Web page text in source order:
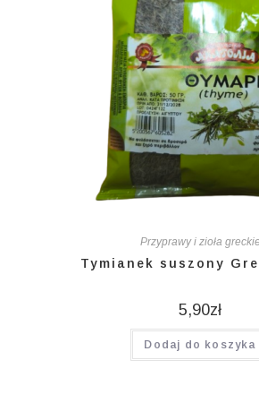
Przyprawy i zioła greckie
Tymianek suszony
5,90zł
Dodaj do koszyka